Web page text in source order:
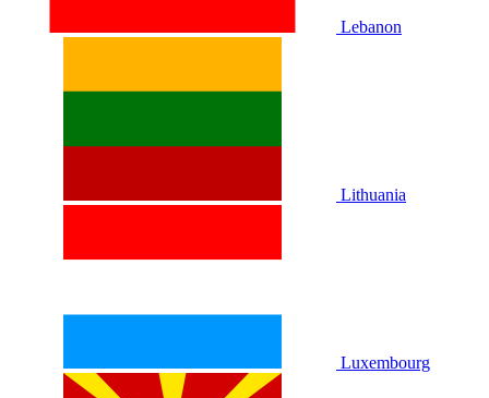
Lebanon
Lithuania
Luxembourg